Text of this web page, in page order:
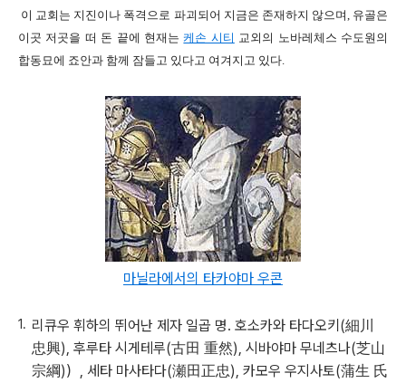
이 교회는 지진이나 폭격으로 파괴되어 지금은 존재하지 않으며 유골은
이곳 저곳을 떠 돈 끝에 현재는케손 시티 교외의 노바레체스 수도원의
합동묘에 죠안과 함께 잠들고 있다고 여겨지고 있다
마닐라에서의 타카야마 우콘
리큐우 휘하의 뛰어난 제자 일곱 명. 호소카와 타다오키(細川
忠興), 후루타 시게테루(古田 重然), 시바야마 무네츠나(芝山
宗綱)）, 세타 마사타다(瀬田正忠), 카모우 우지사토(蒲生 氏